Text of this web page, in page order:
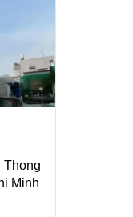
Thong
Minh